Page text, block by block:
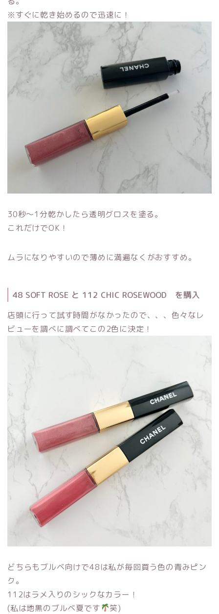
※すぐに乾き始めるので迅速に！
30秒〜1分乾かしたら透明グロスを塗る。
これだけでOK！
ムラになりやすいので薄めに満遍なくがおすすめ。
48 SOFT ROSE と 112 CHIC ROSEWOOD を購入
店頭に行って試す時間がなかったので、、、色々なレ
ビューを調べに調べてこの2色に決定！
どちらもブルベ向けで48は私が毎回買う色の青みピン
ク。
112はラメ入りのシックなカラー！
(私は地黒のブルベ夏です
笑)